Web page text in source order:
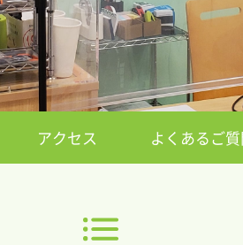
アクセス よくあるご